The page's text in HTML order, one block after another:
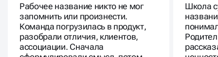
Рабочее название никто не мог
запомнить или произнести.
Команда погрузилась в продукт,
разобрали отличия, клиентов,
ассоциации. Сначала
Школа